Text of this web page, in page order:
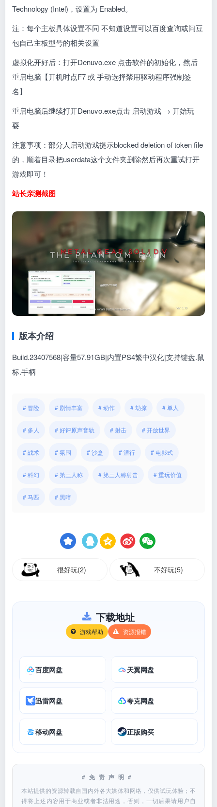
Technology (Intel)，设置为 Enabled。
注：每个主板具体设置不同 不知道设置可以百度查询或问豆
包自己主板型号的相关设置
虚拟化开好后：打开Denuvo.exe 点击软件的初始化，然后
重启电脑【开机时点F7 或 手动选择禁用驱动程序强制签
名】
重启电脑后继续打开Denuvo.exe点击 启动游戏 → 开始玩
耍
注意事项：部分人启动游戏提示blocked deletion of token file
的，顺着目录把userdata这个文件夹删除然后再次重试打开
游戏即可！
站长亲测截图
版本介绍
Build.23407568|容量57.91GB|内置PS4繁中汉化|支持键盘.鼠
标.手柄
# 冒险 # 剧情丰富 # 动作 # 劫掠 # 单人
# 多人 # 好评原声音轨 # 射击 # 开放世界
# 战术 # 氛围 # 沙盒 # 潜行 # 电影式
# 科幻 # 第三人称 # 第三人称射击 # 重玩价值
# 马匹 # 黑暗
很好玩(2) 不好玩(5)
下载地址
游戏帮助 资源报错
百度网盘 天翼网盘
迅雷网盘 夸克网盘
移动网盘 正版购买
#免责声明#
本站提供的资源转载自国内外各大媒体和网络，仅供试玩体验；不
得将上述内容用于商业或者非法用途，否则，一切后果请用户自